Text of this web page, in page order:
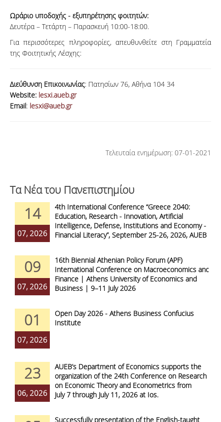
Ωράριο υποδοχής - εξυπηρέτησης φοιτητών:
Δευτέρα – Τετάρτη – Παρασκευή 10:00-18:00.
Για περισσότερες πληροφορίες, απευθυνθείτε στη Γραμματεία
της Φοιτητικής Λέσχης:
Διεύθυνση Επικοινωνίας: Πατησίων 76, Αθήνα 104 34
Website: lesxi.aueb.gr
Email: lesxi@aueb.gr
Τελευταία ενημέρωση: 07-01-2021
Τα Νέα του Πανεπιστημίου
14
07, 2026
4th International Conference “Greece 2040:
Education, Research - Innovation, Artificial
Intelligence, Defense, Institutions and Economy -
Financial Literacy”, September 25-26, 2026, AUEB
09
07, 2026
16th Biennial Athenian Policy Forum (APF)
International Conference on Macroeconomics and
Finance | Athens University of Economics and
Business | 9–11 July 2026
01
07, 2026
Open Day 2026 - Athens Business Confucius
Institute
23
06, 2026
AUEB’s Department of Economics supports the
organization of the 24th Conference on Research
on Economic Theory and Econometrics from
July 7 through July 11, 2026 at Ios.
Successfully presentation of the English-taught